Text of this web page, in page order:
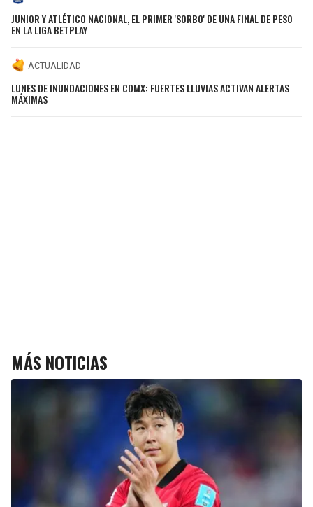
JUNIOR Y ATLÉTICO NACIONAL, EL PRIMER 'SORBO' DE UNA FINAL DE PESO
EN LA LIGA BETPLAY
ACTUALIDAD
LUNES DE INUNDACIONES EN CDMX: FUERTES LLUVIAS ACTIVAN ALERTAS
MÁXIMAS
MÁS NOTICIAS